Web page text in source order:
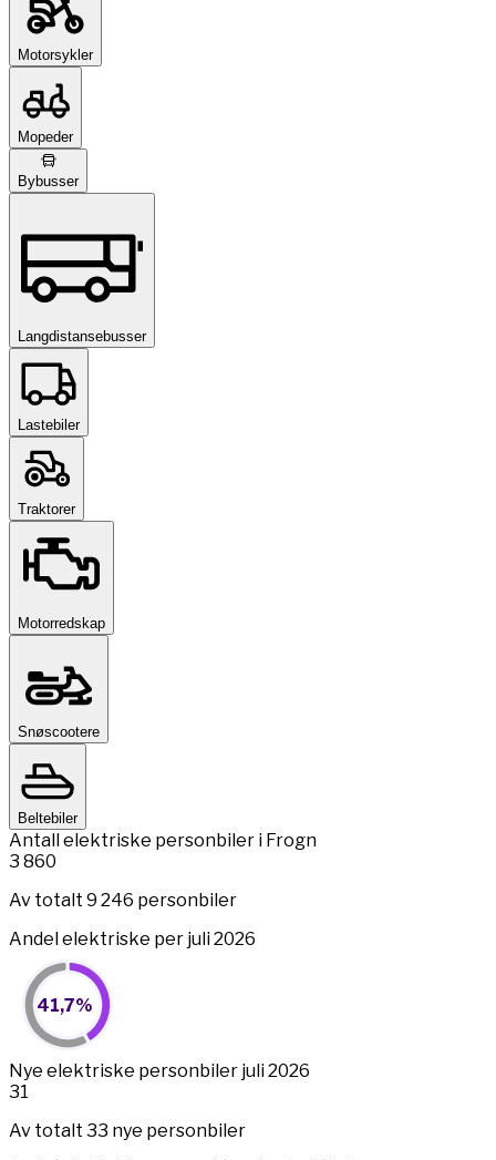
Motorsykler
Mopeder
Bybusser
Langdistansebusser
Lastebiler
Traktorer
Motorredskap
Snøscootere
Beltebiler
Antall elektriske personbiler i Frogn
3 860
Av totalt 9 246 personbiler
Andel elektriske per juli 2026
41,7%
Pie chart with 2 slices.
View as data table, 41,7%
41,7%
End of interactive chart.
Nye elektriske personbiler juli 2026
31
Av totalt 33 nye personbiler